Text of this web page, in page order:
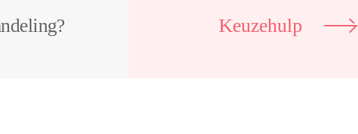
Keuzehulp